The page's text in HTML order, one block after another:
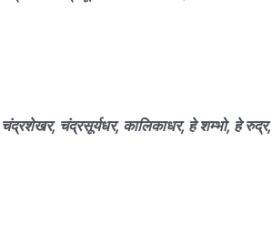
चंद्रशेखर, चंद्रसूर्यधर, कालिकाधर, हे शम्भो, हे